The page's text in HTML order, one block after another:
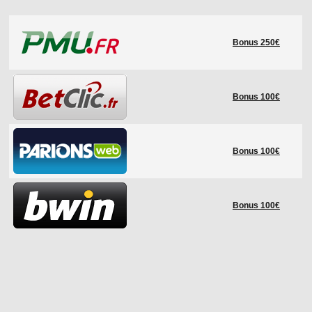
LES STADES
HISTORIQUE
COUPE DES CONFÉDÉRATIONS
Bonus 250€
Bonus 100€
Bonus 100€
Bonus 100€